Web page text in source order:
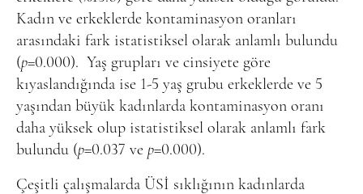
Kadın ve erkeklerde kontaminasyon oranları
arasındaki fark istatistiksel olarak anlamlı bulundu
(p=0.000). Yaş grupları ve cinsiyete göre
kıyaslandığında ise 1-5 yaş grubu erkeklerde ve 5
yaşından büyük kadınlarda kontaminasyon oranı
daha yüksek olup istatistiksel olarak anlamlı fark
bulundu (p=0.037 ve p=0.000).
Çeşitli çalışmalarda ÜSİ sıklığının kadınlarda